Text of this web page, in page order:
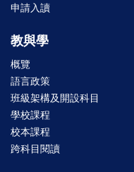
申請入讀
教與學
概覽
語言政策
班級架構及開設科目
學校課程
校本課程
跨科目閱讀